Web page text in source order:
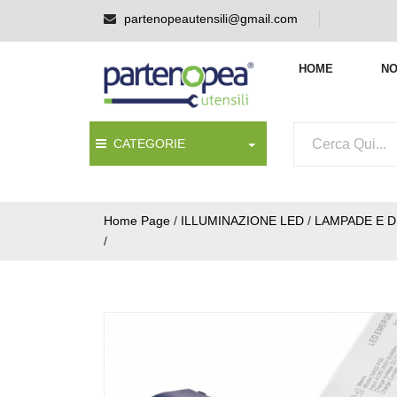
partenopeautensili@gmail.com
HOME
CATEGORIE
Home Page / ILLUMINAZIONE LED / LAMPADE E
/